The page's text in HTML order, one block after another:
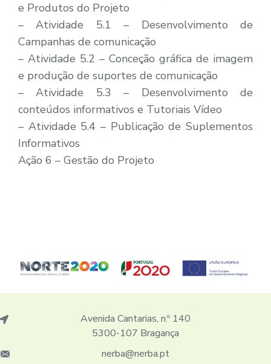
e Produtos do Projeto
– Atividade 5.1 – Desenvolvimento de
Campanhas de comunicação
– Atividade 5.2 – Conceção gráfica de imagem
e produção de suportes de comunicação
– Atividade 5.3 – Desenvolvimento de
conteúdos informativos e Tutoriais Vídeo
– Atividade 5.4 – Publicação de Suplementos
Informativos
Ação 6 – Gestão do Projeto
Avenida Cantarias, n.º 140
5300-107 Bragança
nerba@nerba.pt